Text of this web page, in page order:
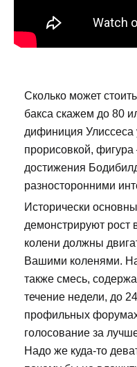
Сколько может
бакса скажем до 80
дифиниция Улиссеса
прорисовкой,
достижения
разносторонними
Исторически
демонстрируют рост
колени должны
Вашими коленями.
также смесь,
течение недели, до
профильных
голосование за
Надо же куда-то